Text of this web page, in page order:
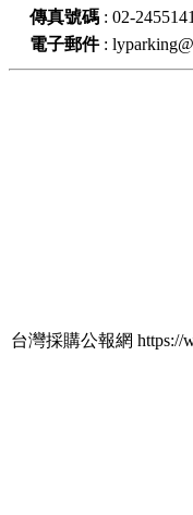
傳真號碼 : 02-
電子郵件:
台灣採購公報網 https://